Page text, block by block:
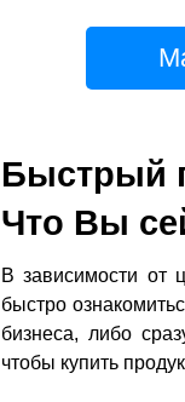
Быстрый
Что Вы
В зависимости от
быстро
бизнеса, либо
чтобы купить